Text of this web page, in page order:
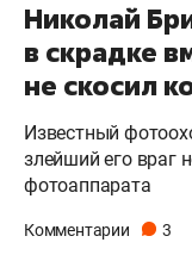
Николай
в скрадке
не скосил
Известный
злейший его враг
фотоаппарата
Комментарии 3